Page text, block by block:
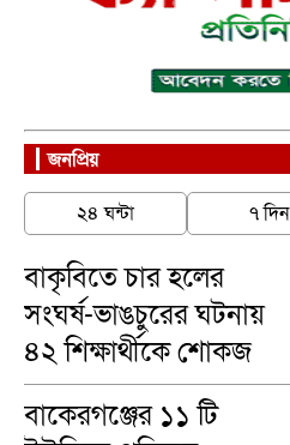
জনপ্রিয়
২৪ ঘন্টা ৭ দিন
বাকৃবিতে চার হলের
সংঘর্ষ-ভাঙচুরের ঘটনায়
৪২ শিক্ষার্থীকে শোকজ
বাকেরগঞ্জের ১১ টি